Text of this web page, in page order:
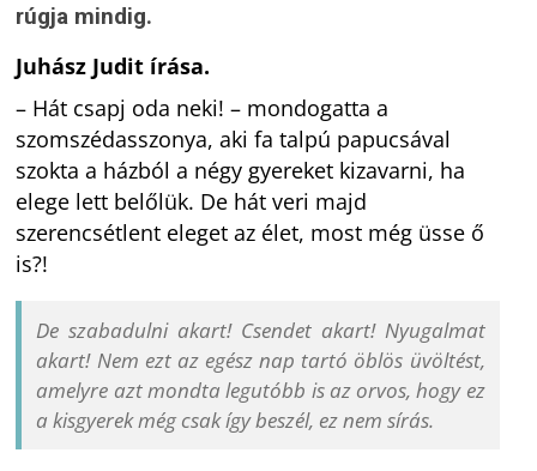
rúgja mindig.
Juhász Judit írása.
– Hát csapj oda neki! – mondogatta a
szomszédasszonya, aki fa talpú papucsával
szokta a házból a négy gyereket kizavarni, ha
elege lett belőlük. De hát veri majd
szerencsétlent eleget az élet, most még üsse ő
is?!
De szabadulni akart! Csendet akart! Nyugalmat
akart! Nem ezt az egész nap tartó öblös üvöltést,
amelyre azt mondta legutóbb is az orvos, hogy ez
a kisgyerek még csak így beszél, ez nem sírás.